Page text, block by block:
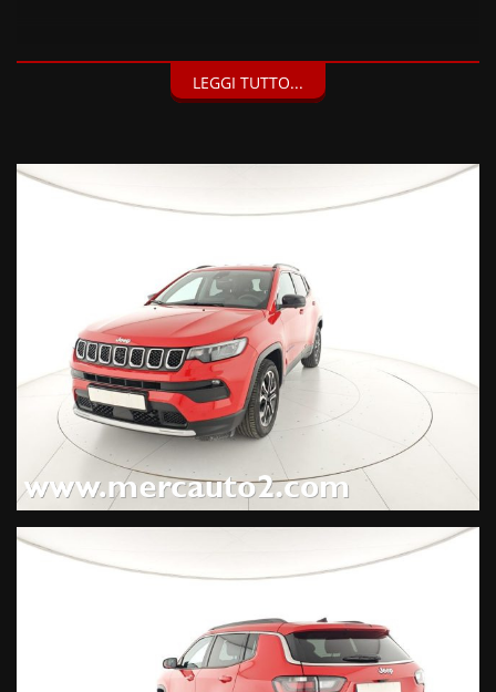
Blind Spot Monitoring, Camera 360°, Courtesy Lamp esterna,
EUR), Kit Fix & Go (40 EUR), Vernice pastello Colorado Red,
LEGGI TUTTO...